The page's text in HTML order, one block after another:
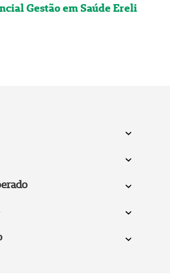
Gestão em Saúde Ereli